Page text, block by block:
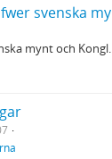
svenska
mynt och